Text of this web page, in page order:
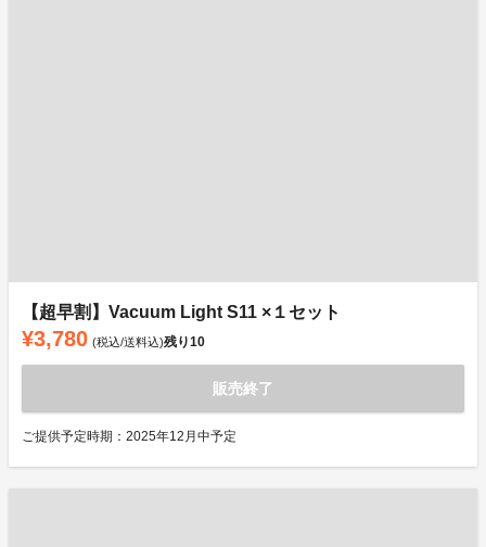
【超早割】Vacuum Light S11 ×１セット
¥3,780 (税込/送料込)残り10
販売終了
ご提供予定時期：2025年12月中予定